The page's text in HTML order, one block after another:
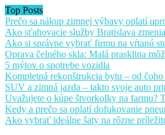
Top Posts
Prečo sa nákup zimnej výbavy oplatí
Ako sťahovacie služby Bratislava
Ako si správne vybrať firmu na vŕtanú
Oprava čelného skla: Malá prasklina
5 mýtov o spotrebe vozidla
Kompletná rekonštrukcia bytu – od čoho
SUV a zimná jazda – takto svoje auto
Uvažujete o kúpe štvorkolky na farmu?
Kedy a prečo sa oplatí dofukovanie
Ako vybrať ideálne šaty na rôzne